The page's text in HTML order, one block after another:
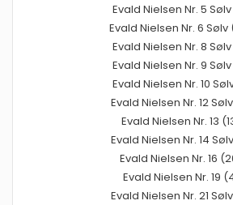
Evald Nielsen Nr. 5
Evald Nielsen Nr. 6 Sølv
Evald Nielsen Nr. 8
Evald Nielsen Nr. 9
Evald Nielsen Nr. 10
Evald Nielsen Nr. 12
Evald Nielsen Nr. 13
Evald Nielsen Nr. 14
Evald Nielsen Nr. 16
Evald Nielsen Nr. 19
Evald Nielsen Nr. 21